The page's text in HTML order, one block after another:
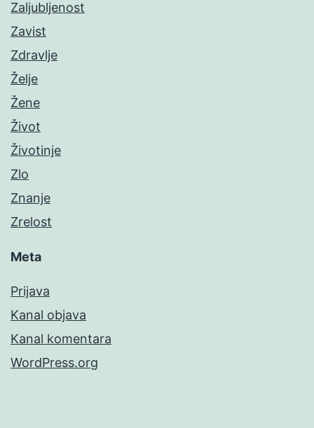
Zaljubljenost
Zavist
Zdravlje
Želje
Žene
Život
Životinje
Zlo
Znanje
Zrelost
Meta
Prijava
Kanal objava
Kanal komentara
WordPress.org